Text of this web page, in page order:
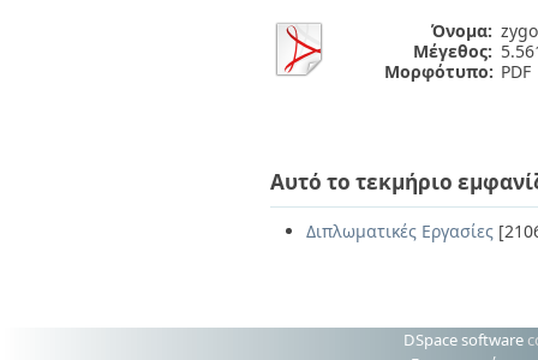
Όνομα:
Μέγεθος:
Μορφότυπο: PDF
Αυτό το τεκμήριο
Διπλωματικές Εργασίες
DSpace software